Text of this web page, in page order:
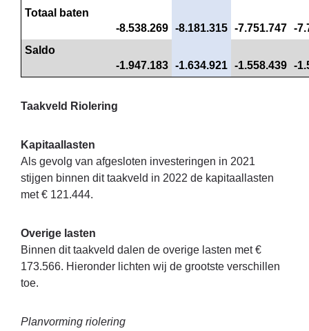
Totaal baten
-8.538.269 -8.181.315 -7.751.747 -
Saldo
-1.947.183 -1.634.921 -1.558.439 -
Taakveld Riolering
Kapitaallasten
Als gevolg van afgesloten investeringen in 2021
stijgen binnen dit taakveld in 2022 de kapitaallasten
met € 121.444.
Overige lasten
Binnen dit taakveld dalen de overige lasten met €
173.566. Hieronder lichten wij de grootste verschillen
toe.
Planvorming riolering